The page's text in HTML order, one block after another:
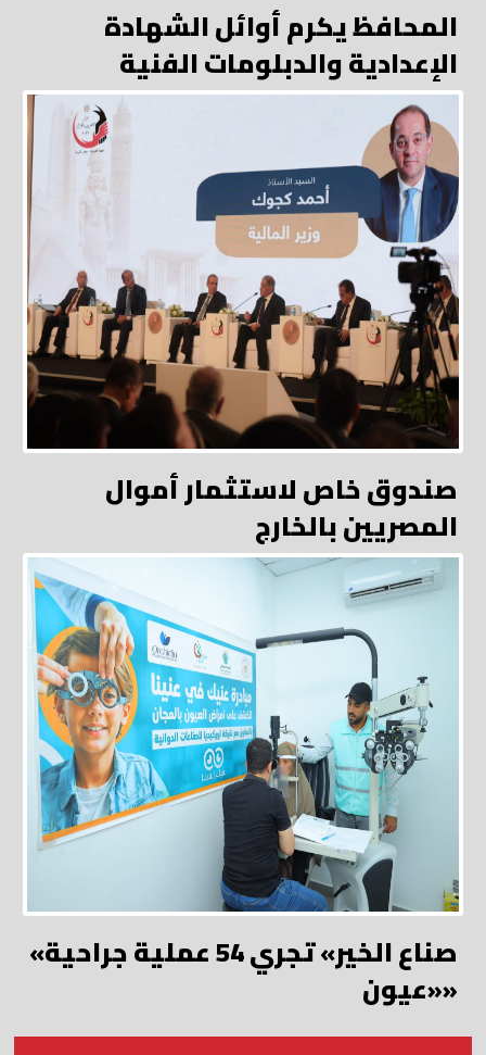
المحافظ يكرم أوائل الشهادة
الإعدادية والدبلومات الفنية
صندوق خاص لاستثمار أموال
المصريين بالخارج
«صناع الخير» تجري 54 عملية جراحية
«عيون»